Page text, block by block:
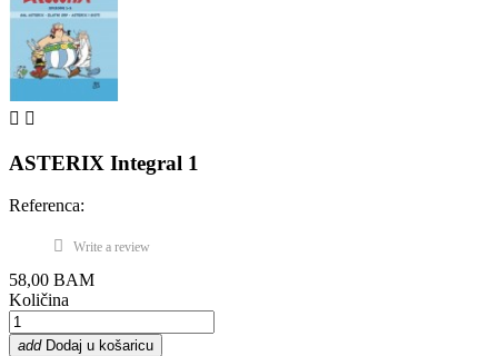
 
ASTERIX Integral 1
Referenca:
Write a review
58,00 BAM
Količina
add Dodaj u košaricu